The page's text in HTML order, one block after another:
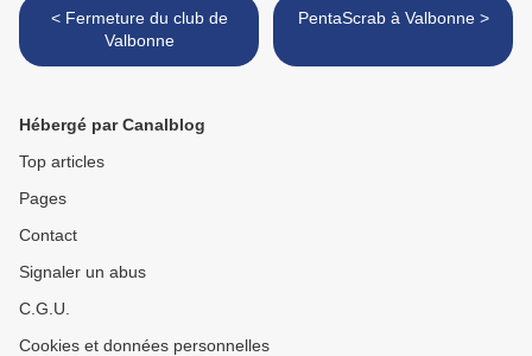
< Fermeture du club de
Valbonne
PentaScrab à Valbonne >
Hébergé par Canalblog
Top articles
Pages
Contact
Signaler un abus
C.G.U.
Cookies et données personnelles